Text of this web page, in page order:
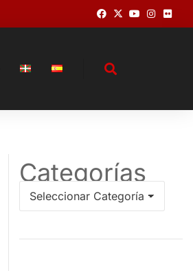
Categorías